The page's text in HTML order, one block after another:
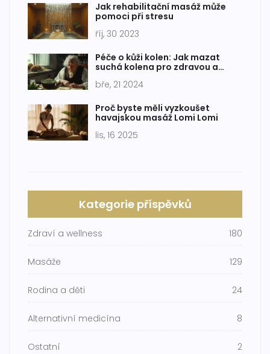
Jak rehabilitační masáž může
pomoci při stresu
říj, 30 2023
Péče o kůži kolen: Jak mazat
suchá kolena pro zdravou a
bře, 21 2024
Proč byste měli vyzkoušet
havajskou masáž Lomi Lomi
lis, 16 2025
Kategorie příspěvků
Zdraví a wellness 180
Masáže 129
Rodina a děti 24
Alternativní medicína 8
Ostatní 2